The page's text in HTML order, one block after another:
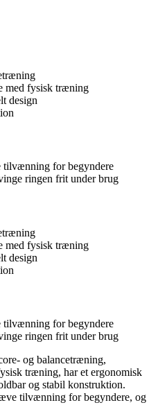
med fysisk træning
design
for begyndere
ringen frit under brug
med fysisk træning
design
for begyndere
ringen frit under brug
og balancetræning,
træning, har et ergonomisk
og stabil konstruktion.
tilvænning for begyndere, og